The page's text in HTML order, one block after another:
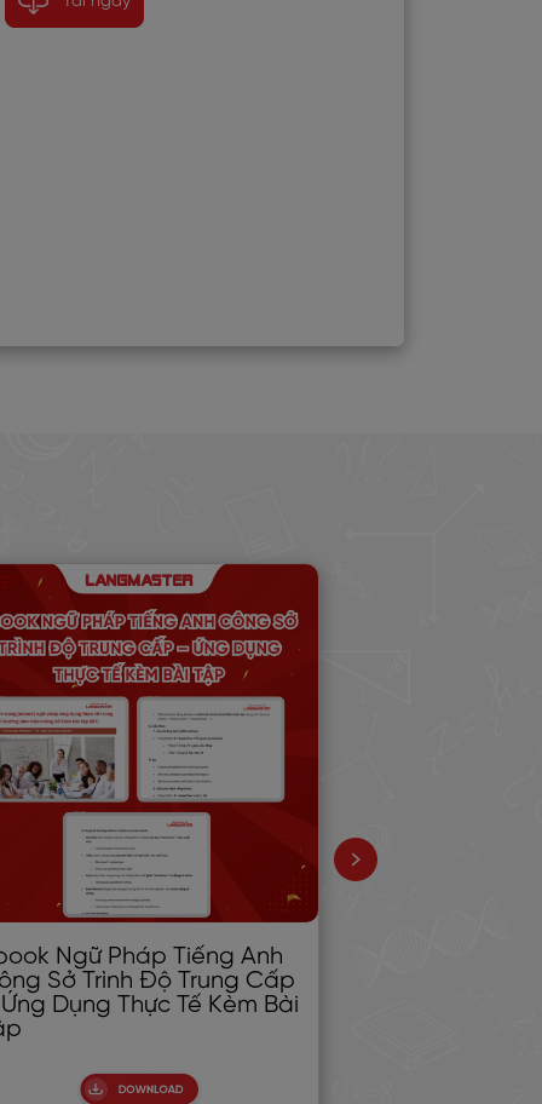
Ngữ Pháp Tiếng Anh
Sở Trình Độ Trung Cấp
Dụng Thực Tế Kèm Bài